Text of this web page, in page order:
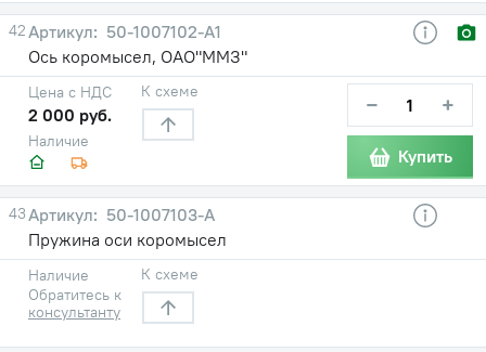
42
50-1007102-А1
Ось коромысел, ОАО"ММЗ"
Наличие
Цена с НДС
2 000 руб.
К схеме − +
Купить
43
50-1007103-А
Пружина оси коромысел
Наличие
Обратитесь к
консультанту
К схеме